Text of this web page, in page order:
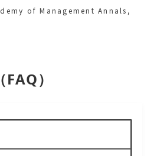
of Management Annals,
）